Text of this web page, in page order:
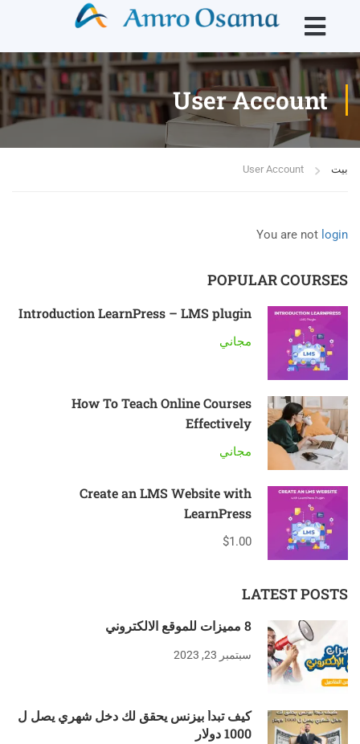
User Account
بيت User Account
You are not login
POPULAR COURSES
Introduction LearnPress – LMS plugin
مجاني
How To Teach Online Courses
Effectively
مجاني
Create an LMS Website with
LearnPress
$1.00
LATEST POSTS
8 مميزات للموقع الالكتروني
سبتمبر 23, 2023
كيف تبدأ بيزنس يحقق لك دخل شهري يصل ل
1000 دولار